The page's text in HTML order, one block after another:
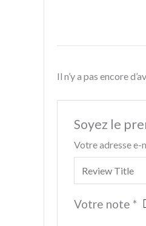
Il n’y a pas encore
Soyez le
Votre adresse e-
Votre note *